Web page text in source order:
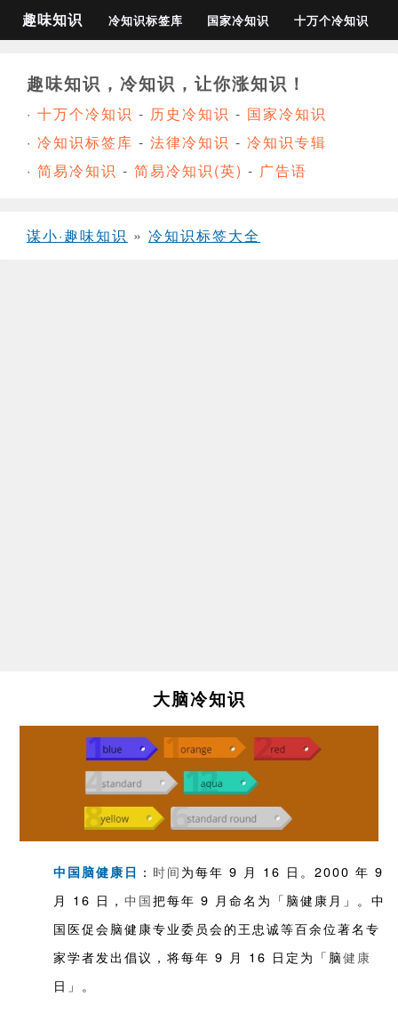
趣味知识 冷知识标签库 国家冷知识 十万个冷知识
趣味知识，冷知识，让你涨知识！
· 十万个冷知识 - 历史冷知识 - 国家冷知识
· 冷知识标签库 - 法律冷知识 - 冷知识专辑
· 简易冷知识 - 简易冷知识(英) - 广告语
谋小·趣味知识 » 冷知识标签大全
大脑冷知识
中国脑健康日 ： 时间为每年 9 月 16 日。2000 年 9
月 16 日， 中国把每年 9 月命名为「脑健康月」。中
国医促会脑健康专业委员会的王忠诚等百余位著名专
家学者发出倡议，将每年 9 月 16 日定为「脑健康
日」。